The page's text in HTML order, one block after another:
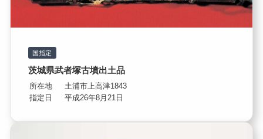
国指定
茨城県武者塚古墳出土品
所在地
土浦市上高津1843
指定日
平成26年8月21日